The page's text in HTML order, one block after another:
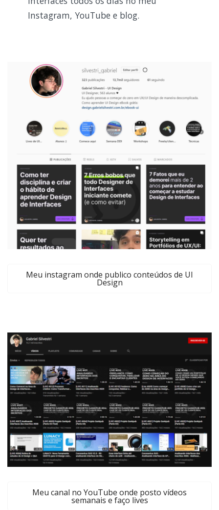
Instagram, YouTube e blog.
Meu instagram onde publico conteúdos de UI
Design
Meu canal no YouTube onde posto vídeos
semanais e faço lives